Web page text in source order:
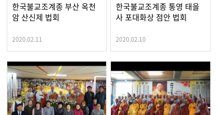
한국불교조계종 부산 옥천
암 산신제 법회
2020.02.11
한국불교조계종 통영 태을
사 포대화상 점안 법회
2020.02.10